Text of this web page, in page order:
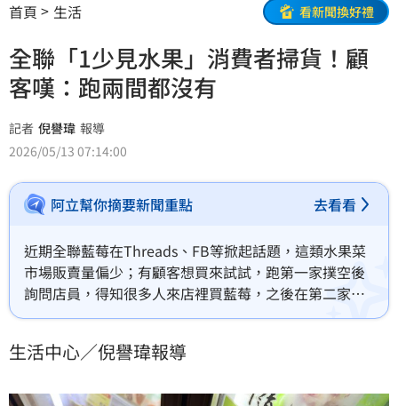
首頁 生活 看新聞換好禮
全聯「1少見水果」消費者掃貨！顧
客嘆：跑兩間都沒有
記者 倪譽瑋 報導
2026/05/13 07:14:00
阿立幫你摘要新聞重點 去看看
近期全聯藍莓在Threads、FB等掀起話題，這類水果菜
市場販賣量偏少；有顧客想買來試試，跑第一家撲空後
詢問店員，得知很多人來店裡買藍莓，之後在第二家才
找到，對此她發文提問，是否各家全聯都有藍莓掃貨
貨隔天去就沒了；也有人表示，少數幾家全聯藍莓量充
生活中心／倪譽瑋報導